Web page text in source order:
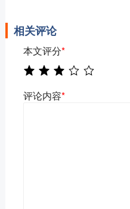
相关评论
本文评分*
评论内容*